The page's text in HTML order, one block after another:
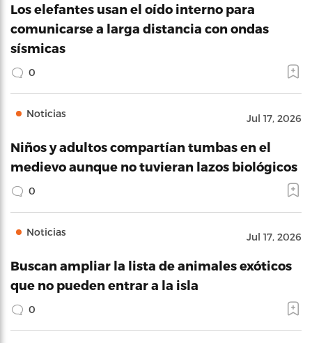
Los elefantes usan el oído interno para
comunicarse a larga distancia con ondas
sísmicas
0
Noticias Jul 17, 2026
Niños y adultos compartían tumbas en el
medievo aunque no tuvieran lazos biológicos
0
Noticias Jul 17, 2026
Buscan ampliar la lista de animales exóticos
que no pueden entrar a la isla
0